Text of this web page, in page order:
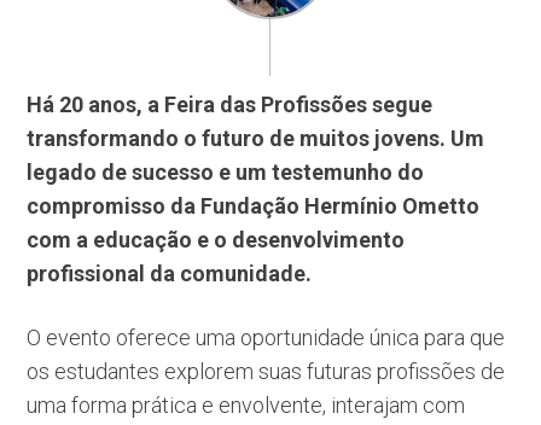
Há 20 anos, a Feira das Profissões segue
transformando o futuro de muitos jovens. Um
legado de sucesso e um testemunho do
compromisso da Fundação Hermínio Ometto
com a educação e o desenvolvimento
profissional da comunidade.
O evento oferece uma oportunidade única para que
os estudantes explorem suas futuras profissões de
uma forma prática e envolvente, interajam com